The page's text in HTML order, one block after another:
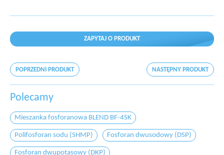
ZAPYTAJ O PRODUKT
POPRZEDNI PRODUKT NASTĘPNY PRODUKT
Polecamy
Mieszanka fosforanowa BLEND BF-4SK
Polifosforan sodu (SHMP) Fosforan dwusodowy (DSP)
Fosforan dwupotasowy (DKP)